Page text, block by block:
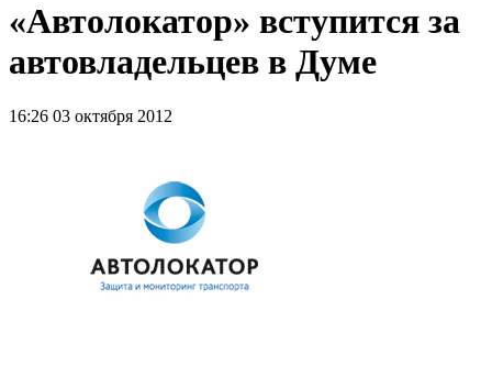
«Автолокатор» вступится за
автовладельцев в Думе
16:26 03 октября 2012